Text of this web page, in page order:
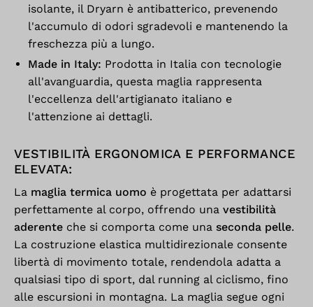
isolante, il Dryarn è antibatterico, prevenendo
l'accumulo di odori sgradevoli e mantenendo la
freschezza più a lungo.
Made in Italy: Prodotta in Italia con tecnologie
all'avanguardia, questa maglia rappresenta
l'eccellenza dell'artigianato italiano e
l'attenzione ai dettagli.
VESTIBILITÀ ERGONOMICA E PERFORMANCE
ELEVATA:
La maglia termica uomo è progettata per adattarsi
perfettamente al corpo, offrendo una vestibilità
aderente che si comporta come una seconda pelle.
La costruzione elastica multidirezionale consente
libertà di movimento totale, rendendola adatta a
qualsiasi tipo di sport, dal running al ciclismo, fino
alle escursioni in montagna. La maglia segue ogni